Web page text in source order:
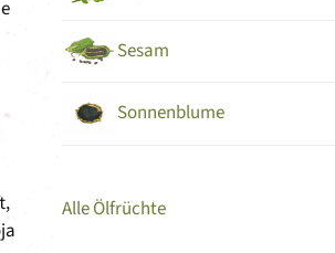
Sesam
Sonnenblume
Alle Ölfrüchte